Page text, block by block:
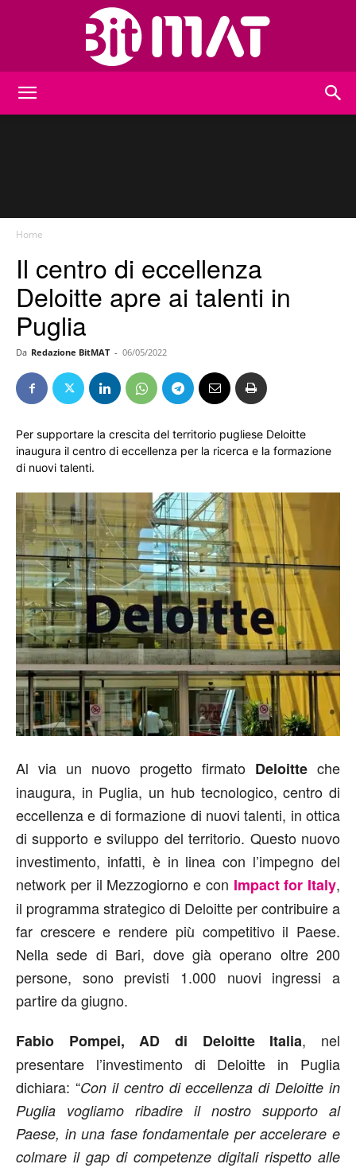
Home
Il centro di eccellenza
Deloitte apre ai talenti in
Puglia
Da Redazione BitMAT - 06/05/2022
Per supportare la crescita del territorio pugliese Deloitte
inaugura il centro di eccellenza per la ricerca e la formazione
di nuovi talenti.
Al via un nuovo progetto firmato Deloitte che
inaugura, in Puglia, un hub tecnologico, centro di
eccellenza e di formazione di nuovi talenti, in ottica
di supporto e sviluppo del territorio. Questo nuovo
investimento, infatti, è in linea con l’impegno del
network per il Mezzogiorno e con Impact for Italy,
il programma strategico di Deloitte per contribuire a
far crescere e rendere più competitivo il Paese.
Nella sede di Bari, dove già operano oltre 200
persone, sono previsti 1.000 nuovi ingressi a
partire da giugno.
Fabio Pompei, AD di Deloitte Italia, nel
presentare l’investimento di Deloitte in Puglia
dichiara: “Con il centro di eccellenza di Deloitte in
Puglia vogliamo ribadire il nostro supporto al
Paese, in una fase fondamentale per accelerare e
colmare il gap di competenze digitali rispetto alle